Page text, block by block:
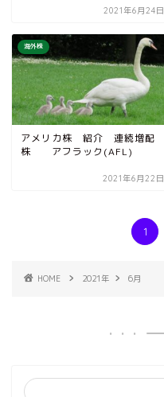
2021年6月24日
海外株
アメリカ株 紹介 連続増配
株 アフラック(AFL)
2021年6月22日
1
HOME 2021年 6月